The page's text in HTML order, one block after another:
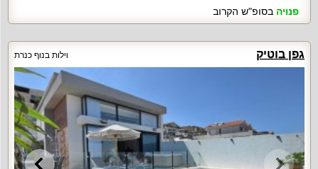
פנויה בסופ"ש הקרוב
גפן בוטיק וילות בנוף כנרת